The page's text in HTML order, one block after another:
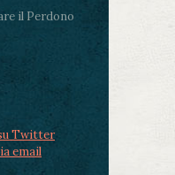
il Perdono
Twitter
email